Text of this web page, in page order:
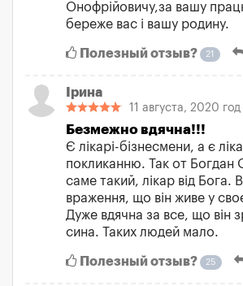
Онофрійовичу,за вашу
береже вас і вашу родину.
Полезный отзыв? 21
Ірина
11 августа, 2020 год
Безмежно вдячна!!!
Є лікарі-бізнесмени, а є
покликанню. Так от Богдан
саме такий, лікар від Бога.
враження, що він живе у
Дуже вдячна за все, що він
сина. Таких людей мало.
Полезный отзыв? 25